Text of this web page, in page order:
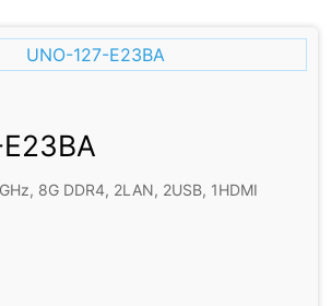
8G DDR4, 2LAN, 2USB, 1HDMI